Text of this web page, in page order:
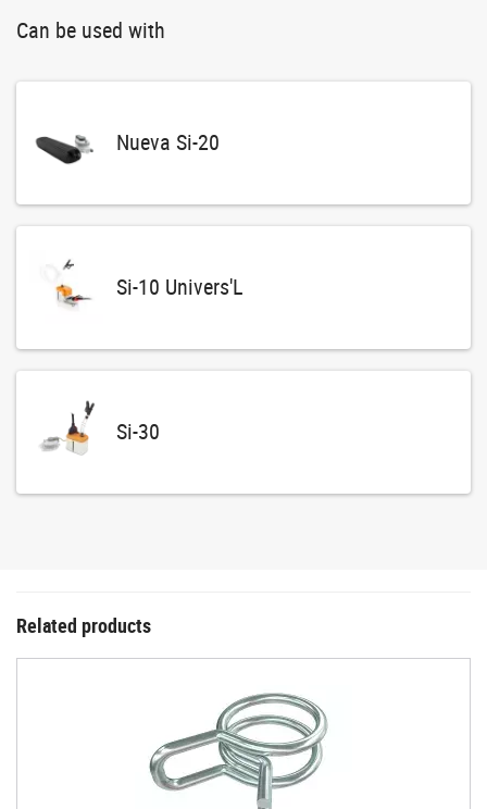
Can be used with
Nueva Si-20
Si-10 Univers'L
Si-30
Related products